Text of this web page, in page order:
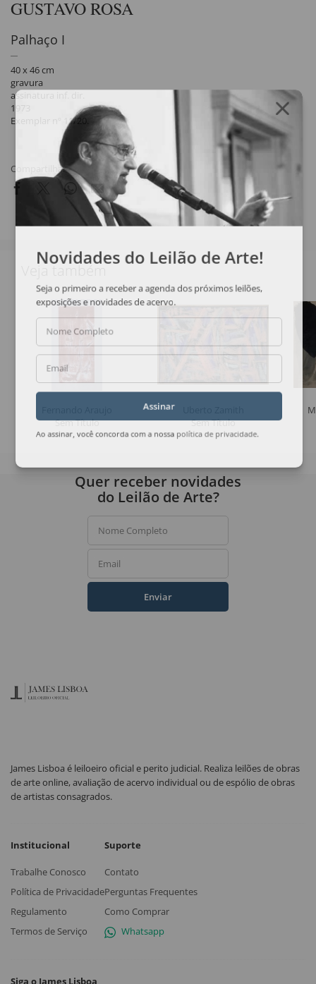
GUSTAVO ROSA
Palhaço I
40 x 46 cm
gravura
assinatura inf. dir.
1973
Exemplar nº 11/20.
Compartilhar
Sem Título
Sem Título
Novidades do Leilão de Arte!
Seja o primeiro a receber a agenda dos próximos leilões,
exposições e novidades de acervo.
Nome Completo
Email
Assinar
Ao assinar, você concorda com a nossa política de privacidade
Quer receber novidades
do Leilão de Arte?
Nome Completo
Email
Enviar
James Lisboa é leiloeiro oficial e perito judicial. Realiza leilões de obras
de arte online, avaliação de acervo individual ou de espólio de obras
de artistas consagrados.
Institucional
Trabalhe Conosco
Política de Privacidade
Regulamento
Termos de Serviço
Suporte
Contato
Perguntas Frequentes
Como Comprar
Whatsapp
Siga o James Lisboa